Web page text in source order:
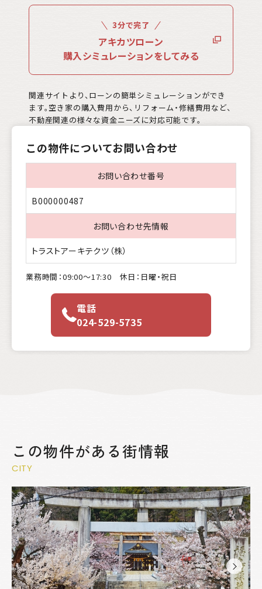
3分で完了
アキカツローン
購入シミュレーションをしてみる
関連サイトより、ローンの簡単シミュレーションができ
ます。空き家の購入費用から、リフォーム・修繕費用など、
不動産関連の様々な資金ニーズに対応可能です。
この物件についてお問い合わせ
お問い合わせ番号
B000000487
お問い合わせ先情報
トラストアーキテクツ（株）
業務時間：09:00〜17:30 休日：日曜・祝日
電話
024-529-5735
この物件がある街情報
CITY